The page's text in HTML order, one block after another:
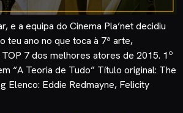
e a equipa do Cinema Pla’net decidiu
teu ano no que toca à 7ª arte,
7 dos melhores atores de 2015. 1º
“A Teoria de Tudo” Título original: The
Elenco: Eddie Redmayne, Felicity